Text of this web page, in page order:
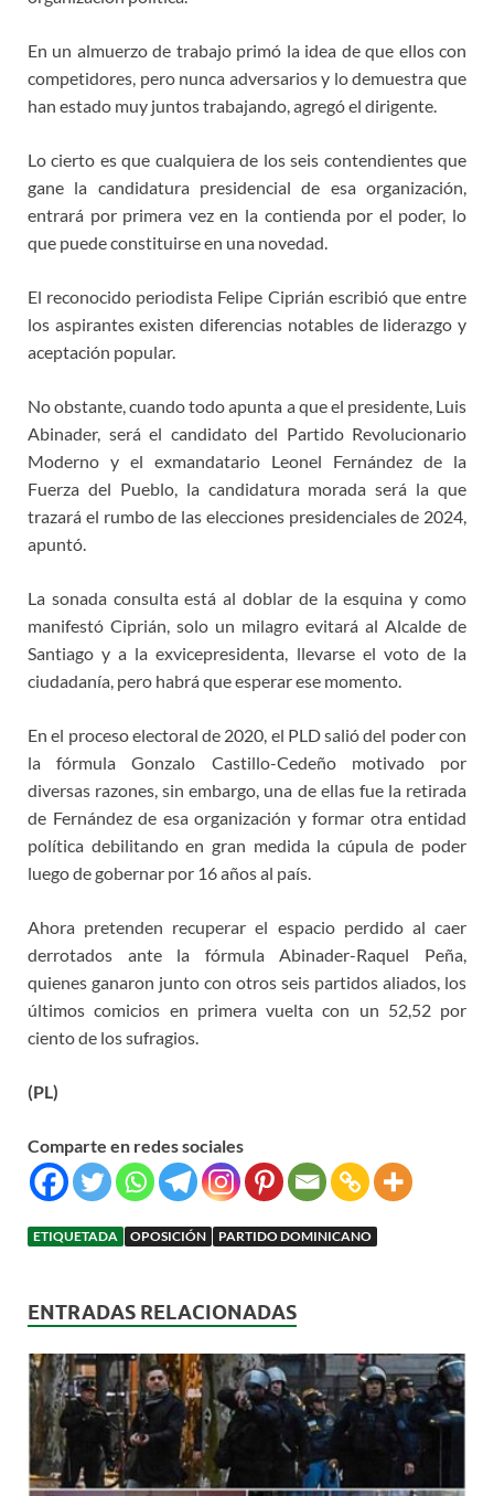
En un almuerzo de trabajo primó la idea de que ellos con
competidores, pero nunca adversarios y lo demuestra que
han estado muy juntos trabajando, agregó el dirigente.
Lo cierto es que cualquiera de los seis contendientes que
gane la candidatura presidencial de esa organización,
entrará por primera vez en la contienda por el poder, lo
que puede constituirse en una novedad.
El reconocido periodista Felipe Ciprián escribió que entre
los aspirantes existen diferencias notables de liderazgo y
aceptación popular.
No obstante, cuando todo apunta a que el presidente, Luis
Abinader, será el candidato del Partido Revolucionario
Moderno y el exmandatario Leonel Fernández de la
Fuerza del Pueblo, la candidatura morada será la que
trazará el rumbo de las elecciones presidenciales de 2024,
apuntó.
La sonada consulta está al doblar de la esquina y como
manifestó Ciprián, solo un milagro evitará al Alcalde de
Santiago y a la exvicepresidenta, llevarse el voto de la
ciudadanía, pero habrá que esperar ese momento.
En el proceso electoral de 2020, el PLD salió del poder con
la fórmula Gonzalo Castillo-Cedeño motivado por
diversas razones, sin embargo, una de ellas fue la retirada
de Fernández de esa organización y formar otra entidad
política debilitando en gran medida la cúpula de poder
luego de gobernar por 16 años al país.
Ahora pretenden recuperar el espacio perdido al caer
derrotados ante la fórmula Abinader-Raquel Peña,
quienes ganaron junto con otros seis partidos aliados, los
últimos comicios en primera vuelta con un 52,52 por
ciento de los sufragios.
(PL)
Comparte en redes sociales
ETIQUETADA OPOSICIÓN PARTIDO DOMINICANO
ENTRADAS RELACIONADAS